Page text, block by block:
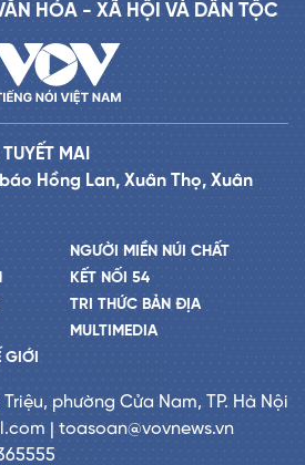
HÓA - XÃ HỘI VÀ DÂN TỘC
MAI
Hồng Lan, Xuân Thọ, Xuân
GIỚI
NGƯỜI MIỀN NÚI CHẤT
KẾT NỐI 54
TRI THỨC BẢN ĐỊA
MULTIMEDIA
phường Cửa Nam, TP. Hà Nội
| toasoan@vovnews.vn